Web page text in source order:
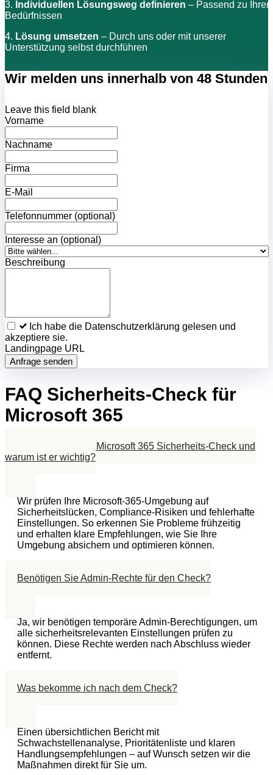
3. Individuellen Lösungsweg definieren – Passend zu Ihren
Bedürfnissen
4. Lösung umsetzen – Durch uns oder mit unserer
Unterstützung selbst durchführen
Wir melden uns innerhalb von 48 Stunden
Leave this field blank
Vorname
Nachname
Firma
E-Mail
Telefonnummer (optional)
Interesse an (optional)
Beschreibung
Ich habe die Datenschutzerklärung gelesen und
akzeptiere sie.
Landingpage URL
Anfrage senden
FAQ Sicherheits-Check für
Microsoft 365
Was genau ist ein Microsoft 365 Sicherheits-Check und
warum ist er wichtig?
Wir prüfen Ihre Microsoft-365-Umgebung auf
Sicherheitslücken, Compliance-Risiken und fehlerhafte
Einstellungen. So erkennen Sie Probleme frühzeitig
und erhalten klare Empfehlungen, wie Sie Ihre
Umgebung absichern und optimieren können.
Benötigen Sie Admin-Rechte für den Check?
Ja, wir benötigen temporäre Admin-Berechtigungen, um
alle sicherheitsrelevanten Einstellungen prüfen zu
können. Diese Rechte werden nach Abschluss wieder
entfernt.
Was bekomme ich nach dem Check?
Einen übersichtlichen Bericht mit
Schwachstellenanalyse, Prioritätenliste und klaren
Handlungsempfehlungen – auf Wunsch setzen wir die
Maßnahmen direkt für Sie um.